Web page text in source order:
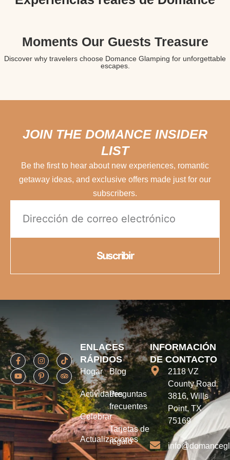
Moments Our Guests Treasure
Discover why travelers choose Domance Glamping for unforgettable
escapes.
JOIN THE DOMANCE INSIDER
LIST
Be the first to hear about new experiences, romantic
getaway ideas, and exclusive offers made just for our
subscribers.
Suscribir
ENLACES
RÁPIDOS
Hogar
Actividades
Celebrar
Actualizaciones
Blog
Preguntas
frecuentes
Tarjetas de
regalo
INFORMACIÓN
DE CONTACTO
2118 VZ
County Road
3816, Wills
Point, TX
75169